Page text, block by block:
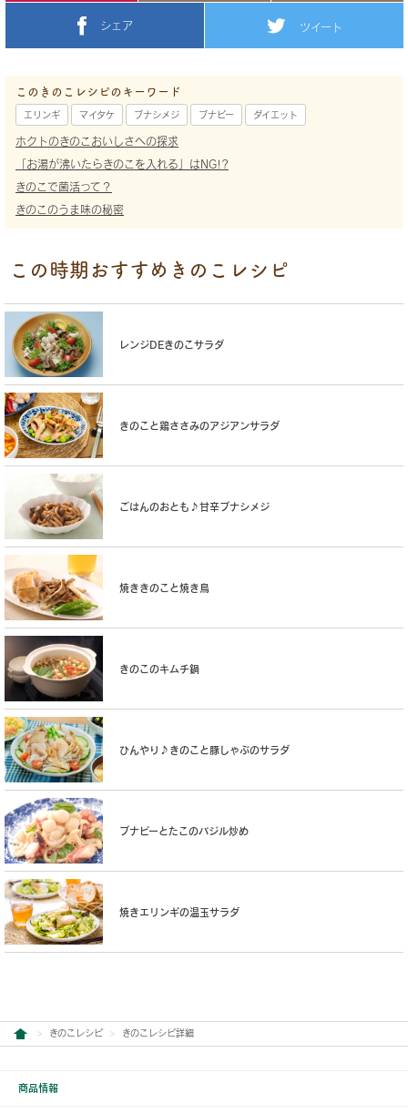
シェア ツイート
このきのこレシピのキーワード
エリンギ マイタケ ブナシメジ ブナピー ダイエット
ホクトのきのこおいしさへの探求
「お湯が沸いたらきのこを入れる」はNG!?
きのこで菌活って？
きのこのうま味の秘密
この時期おすすめきのこレシピ
レンジDEきのこサラダ
きのこと鶏ささみのアジアンサラダ
ごはんのおとも♪甘辛ブナシメジ
焼ききのこと焼き鳥
きのこのキムチ鍋
ひんやり♪きのこと豚しゃぶのサラダ
ブナピーとたこのバジル炒め
焼きエリンギの温玉サラダ
きのこレシピ きのこレシピ詳細
商品情報